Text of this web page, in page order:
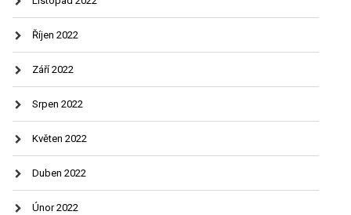
Říjen 2022
Září 2022
Srpen 2022
Květen 2022
Duben 2022
Únor 2022